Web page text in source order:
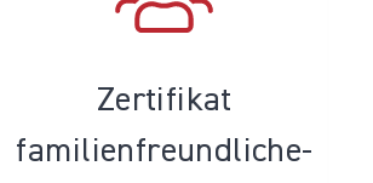
Zertifikat
familienfreundliche­